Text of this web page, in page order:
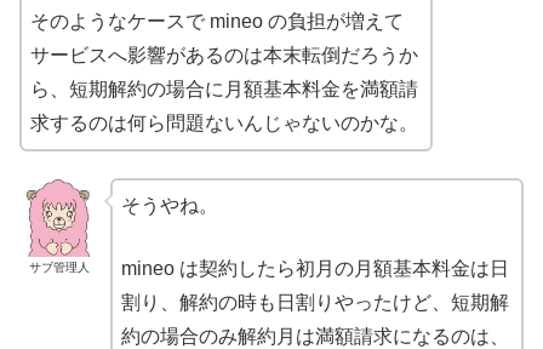
そのようなケースで mineo の負担が増えて
サービスへ影響があるのは本末転倒だろうか
ら、短期解約の場合に月額基本料金を満額請
求するのは何ら問題ないんじゃないのかな。
サブ管理人
そうやね。
mineo は契約したら初月の月額基本料金は日
割り、解約の時も日割りやったけど、短期解
約の場合のみ解約月は満額請求になるのは、